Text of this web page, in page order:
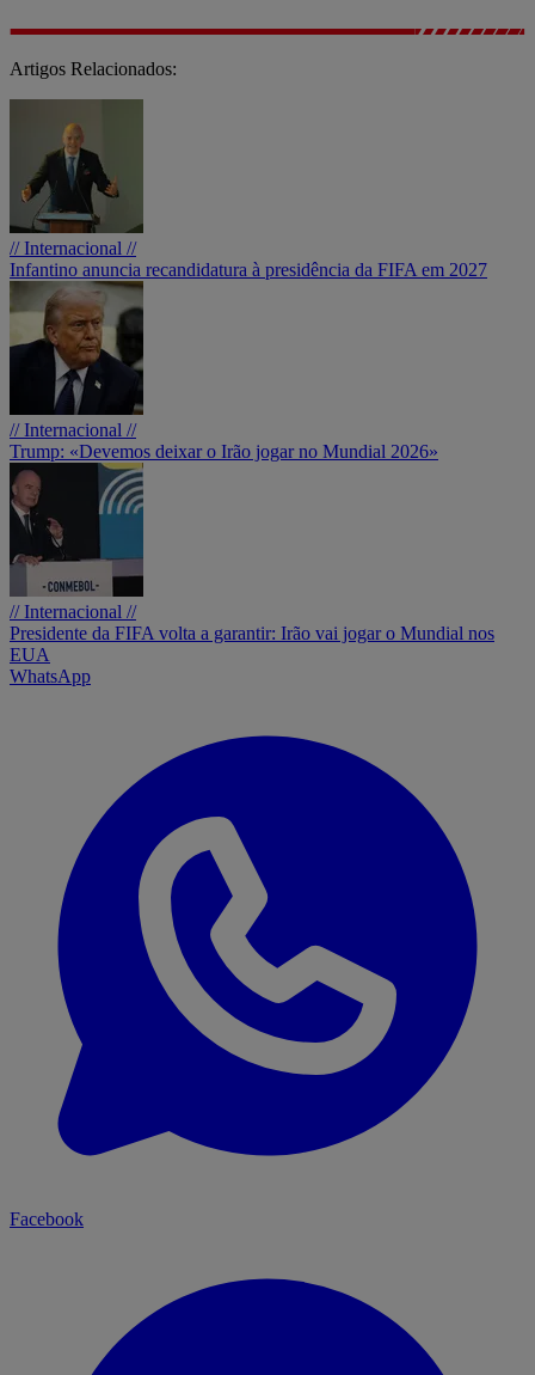
Artigos Relacionados:
// Internacional //
Infantino anuncia recandidatura à presidência da FIFA em 2027
// Internacional //
Trump: «Devemos deixar o Irão jogar no Mundial 2026»
// Internacional //
Presidente da FIFA volta a garantir: Irão vai jogar o Mundial nos
EUA
WhatsApp
Facebook